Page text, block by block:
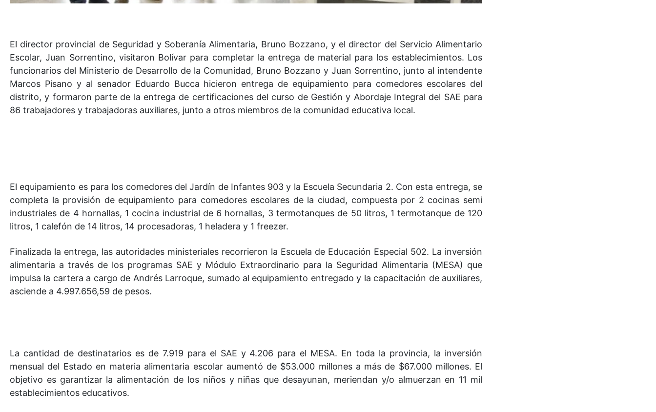
El director provincial de Seguridad y Soberanía Alimentaria, Bruno Bozzano, y el director del Servicio Alimentario
Escolar, Juan Sorrentino, visitaron Bolívar para completar la entrega de material para los establecimientos. Los
funcionarios del Ministerio de Desarrollo de la Comunidad, Bruno Bozzano y Juan Sorrentino, junto al intendente
Marcos Pisano y al senador Eduardo Bucca hicieron entrega de equipamiento para comedores escolares del
distrito, y formaron parte de la entrega de certificaciones del curso de Gestión y Abordaje Integral del SAE para
86 trabajadores y trabajadoras auxiliares, junto a otros miembros de la comunidad educativa local.
El equipamiento es para los comedores del Jardín de Infantes 903 y la Escuela Secundaria 2. Con esta entrega, se
completa la provisión de equipamiento para comedores escolares de la ciudad, compuesta por 2 cocinas semi
industriales de 4 hornallas, 1 cocina industrial de 6 hornallas, 3 termotanques de 50 litros, 1 termotanque de 120
litros, 1 calefón de 14 litros, 14 procesadoras, 1 heladera y 1 freezer.
Finalizada la entrega, las autoridades ministeriales recorrieron la Escuela de Educación Especial 502. La inversión
alimentaria a través de los programas SAE y Módulo Extraordinario para la Seguridad Alimentaria (MESA) que
impulsa la cartera a cargo de Andrés Larroque, sumado al equipamiento entregado y la capacitación de auxiliares,
asciende a 4.997.656,59 de pesos.
La cantidad de destinatarios es de 7.919 para el SAE y 4.206 para el MESA. En toda la provincia, la inversión
mensual del Estado en materia alimentaria escolar aumentó de $53.000 millones a más de $67.000 millones. El
objetivo es garantizar la alimentación de los niños y niñas que desayunan, meriendan y/o almuerzan en 11 mil
establecimientos educativos.